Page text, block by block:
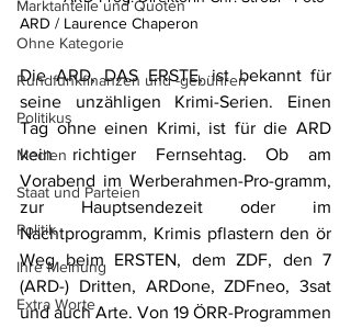
Marktanteile und Quoten
Ohne Kategorie
Rundfunkfinanzen und -gebühren
Politikus
Medien
Staat und Parteien
Politik
Ihre Meinung
Extra Worte
ARD / Laurence Chaperon
Die ARD, DAS ERSTE, ist bekannt für
seine unzähligen Krimi-Serien. Einen
Tag ohne einen Krimi, ist für die ARD
kein richtiger Fernsehtag. Ob am
Vorabend im Werberahmen-Pro-gramm,
zur Hauptsendezeit oder im
Nachtprogramm, Krimis pflastern den ör
Weg beim ERSTEN, dem ZDF, den 7
(ARD-) Dritten, ARDone, ZDFneo, 3sat
und auch Arte. Von 19 ÖRR-Programmen